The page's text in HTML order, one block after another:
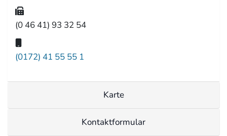
(0 46 41) 93 32 54
(0172) 41 55 55 1
Karte
Kontaktformular